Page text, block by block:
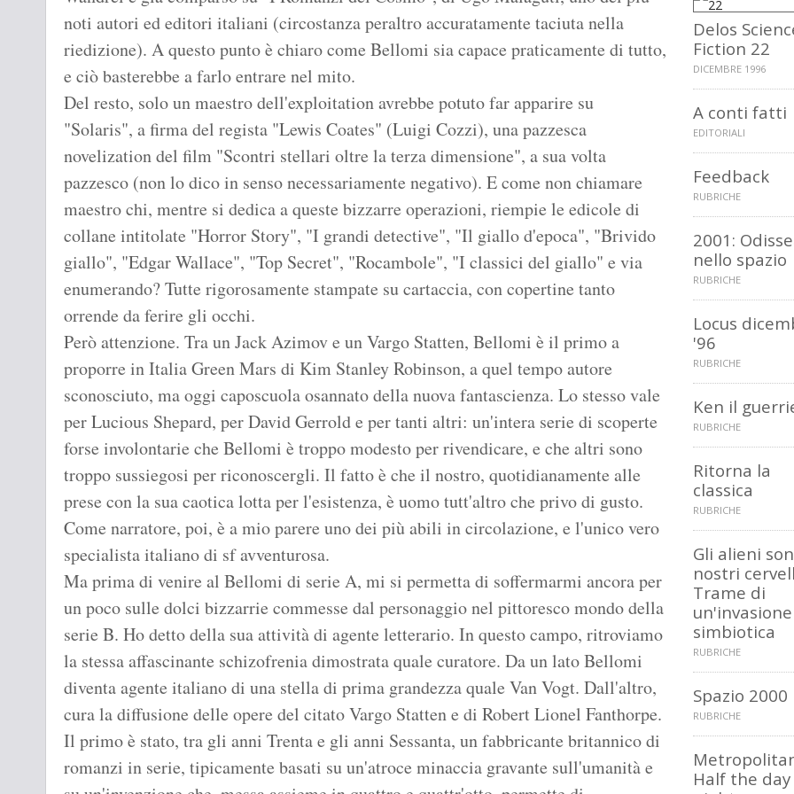
noti autori ed editori italiani (circostanza peraltro accuratamente taciuta nella
riedizione). A questo punto è chiaro come Bellomi sia capace praticamente di tutto,
e ciò basterebbe a farlo entrare nel mito.
Del resto, solo un maestro dell'exploitation avrebbe potuto far apparire su
"Solaris", a firma del regista "Lewis Coates" (Luigi Cozzi), una pazzesca
novelization del film "Scontri stellari oltre la terza dimensione", a sua volta
pazzesco (non lo dico in senso necessariamente negativo). E come non chiamare
maestro chi, mentre si dedica a queste bizzarre operazioni, riempie le edicole di
collane intitolate "Horror Story", "I grandi detective", "Il giallo d'epoca", "Brivido
giallo", "Edgar Wallace", "Top Secret", "Rocambole", "I classici del giallo" e via
enumerando? Tutte rigorosamente stampate su cartaccia, con copertine tanto
orrende da ferire gli occhi.
Però attenzione. Tra un Jack Azimov e un Vargo Statten, Bellomi è il primo a
proporre in Italia Green Mars di Kim Stanley Robinson, a quel tempo autore
sconosciuto, ma oggi caposcuola osannato della nuova fantascienza. Lo stesso vale
per Lucious Shepard, per David Gerrold e per tanti altri: un'intera serie di scoperte
forse involontarie che Bellomi è troppo modesto per rivendicare, e che altri sono
troppo sussiegosi per riconoscergli. Il fatto è che il nostro, quotidianamente alle
prese con la sua caotica lotta per l'esistenza, è uomo tutt'altro che privo di gusto.
Come narratore, poi, è a mio parere uno dei più abili in circolazione, e l'unico vero
specialista italiano di sf avventurosa.
Ma prima di venire al Bellomi di serie A, mi si permetta di soffermarmi ancora per
un poco sulle dolci bizzarrie commesse dal personaggio nel pittoresco mondo della
serie B. Ho detto della sua attività di agente letterario. In questo campo, ritroviamo
la stessa affascinante schizofrenia dimostrata quale curatore. Da un lato Bellomi
diventa agente italiano di una stella di prima grandezza quale Van Vogt. Dall'altro,
cura la diffusione delle opere del citato Vargo Statten e di Robert Lionel Fanthorpe.
Il primo è stato, tra gli anni Trenta e gli anni Sessanta, un fabbricante britannico di
romanzi in serie, tipicamente basati su un'atroce minaccia gravante sull'umanità e
Delos
Fiction 22
DICEMBRE 1996
A conti fatti
EDITORIALI
Feedback
RUBRICHE
2001:
nello spazio
RUBRICHE
Locus
'96
RUBRICHE
Ken il
RUBRICHE
Ritorna la
classica
RUBRICHE
Gli alieni
nostri
Trame di
un'invasione
simbiotica
RUBRICHE
Spazio 2000
RUBRICHE
Half the day